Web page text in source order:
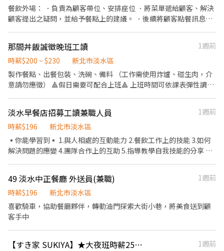
餐飲外場： ．負責為顧客帶位、安排座位 ．將菜單遞給顧客、解決
顧客提出之疑問，並給予餐點上的建議。 ．後續將顧客點餐訊息通
帳、收銀等工作。 餐飲內場： ．擔任廚師的助手，處理烹飪前與烹
飪中之準備工作與其他餐廳相關事務。 ．負責洗、剝、削、切各種
食材。 ．負責清理工作環境、設備和餐具。 ．準備不同餐點所需要
的食材。 ．協助測量食材的容量與重量。 ．負責擺盤、打包外帶服
那間丼飯誠徵晚班工讀
1週前
時薪$200 ~ $230
新北市淡水區
製作餐點、出餐包裝、洗碗、備料 （工作需使用炸爐、碰生肉，介
意請勿應徵） 🔺假日需要可配合上班🔺 上班時間可依課表彈性調整
淡水早餐店招募工讀兼職人員
1週前
時薪$196
新北市淡水區
▪️你能學習到▪️ 1.與人相處的互動能力 2.餐飲工作上的技能 3.如何
解決問題的應變 4.團隊合作上的互助 5.指導教學自我技能的分享 ▪️
補貨備料維持運作。 3. 敏感度的目光收桌與尋找客人的求救眼神，
走動當運動的送餐與維護外場環境。 4. 清潔工作區域還有穿著帥帥
的制服自我感覺良好。 5. 與同伴協力合作，支援互助，團隊至上的
球隊精神。 6.餐點製作組合與備料準備的麵包台工作。 7.外帶打包
周排一次班表上班時間：0530～1100、1000～1530區間，彈性調
49 淡水中正餐廳 外送員(兼職)
1週前
時薪$196
新北市淡水區
喜歡騎車，協助餐廳夥伴，轉動油門探索大街小巷，將美食送到顧
客手中
【すき家 SUKIYA】★大夜班時薪258元起(含全勤加津貼)★淡水捷運店
1週前